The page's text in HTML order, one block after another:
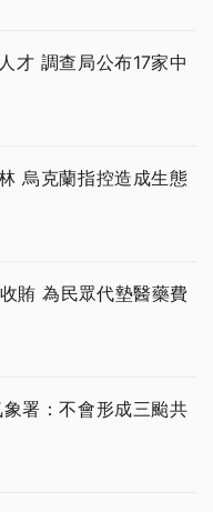
才 調查局公布17家中
烏克蘭指控造成生態
賄 為民眾代墊醫藥費
署：不會形成三颱共